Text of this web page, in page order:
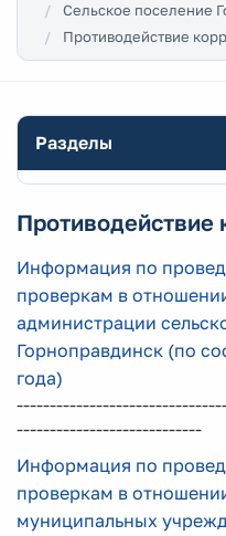
Сельское поселение
Противодействие
Разделы
Противодействие
Информация по
проверкам в
администрации
Горноправдинск (по
года)
----------------------------
Информация по
проверкам в
муниципальных